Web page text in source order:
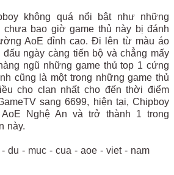
không quá nổi bật như những
bao giờ game thủ này bị đánh
AoE đỉnh cao. Đi lên từ màu áo
đấu ngày càng tiến bộ và chẳng mấy
ngũ những game thủ top 1 cứng
cũng là một trong những game thủ
cho clan nhất cho đến thời điểm
sang 6699, hiện tại, Chipboy
Nghệ An và trở thành 1 trong
này.